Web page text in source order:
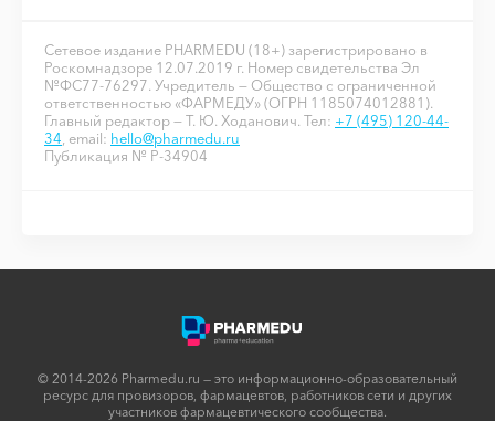
Сетевое издание PHARMEDU (18+) зарегистрировано в
Роскомнадзоре 12.07.2019 г. Номер свидетельства Эл
№ФС77-76297. Учредитель — Общество с ограниченной
ответственностью «ФАРМЕДУ» (ОГРН 1185074012881).
Главный редактор — Т. Ю. Ходанович. Тел: +7 (495) 120-44-
34 , email: hello@pharmedu.ru
Публикация № P-34904
© 2014-2026 Pharmedu.ru — это информационно-образовательный
ресурс для провизоров, фармацевтов, работников сети и других
участников фармацевтического сообщества.